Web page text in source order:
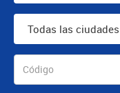
Todas las ciudades